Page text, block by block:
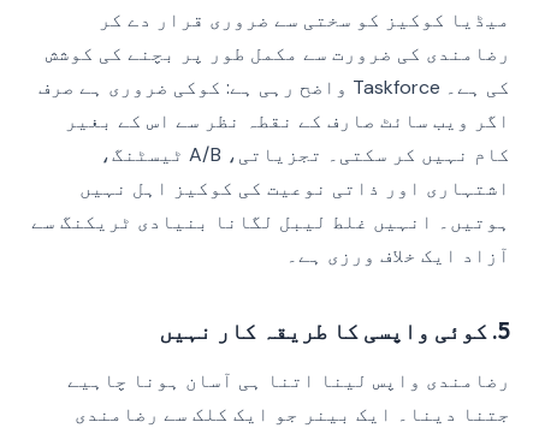
میڈیا کوکیز کو سختی سے ضروری قرار دے کر
رضامندی کی ضرورت سے مکمل طور پر بچنے کی کوشش
کی ہے۔ Taskforce واضح رہی ہے: کوکی ضروری ہے صرف
اگر ویب سائٹ صارف کے نقطہ نظر سے اس کے بغیر
کام نہیں کر سکتی۔ تجزیاتی، A/B ٹیسٹنگ،
اشتہاری اور ذاتی نوعیت کی کوکیز اہل نہیں
ہوتیں۔ انہیں غلط لیبل لگانا بنیادی ٹریکنگ سے
آزاد ایک خلاف ورزی ہے۔
5. کوئی واپسی کا طریقہ کار نہیں
رضامندی واپس لینا اتنا ہی آسان ہونا چاہیے
جتنا دینا۔ ایک بینر جو ایک کلک سے رضامندی